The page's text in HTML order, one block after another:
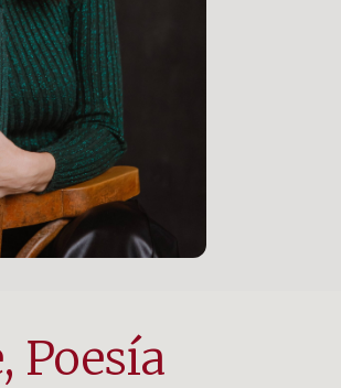
Poesía